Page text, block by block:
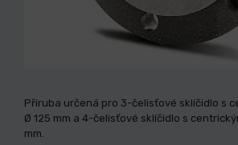
Příruba určená pro 3-čelisťové sklíčidlo s
Ø 125 mm a 4-čelisťové sklíčidlo s
mm.